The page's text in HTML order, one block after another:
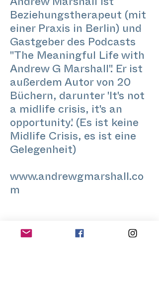
Andrew Marshall ist
Beziehungstherapeut (mit
einer Praxis in Berlin) und
Gastgeber des Podcasts
"The Meaningful Life with
Andrew G Marshall". Er ist
außerdem Autor von 20
Büchern, darunter 'It's not
a midlife crisis, it's an
opportunity'. (Es ist keine
Midlife Crisis, es ist eine
Gelegenheit)
www.andrewgmarshall.co
m